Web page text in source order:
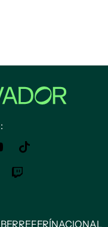
REFERÍNACIONAL